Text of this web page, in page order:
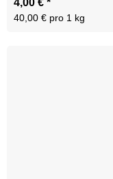
40,00 € pro 1 kg